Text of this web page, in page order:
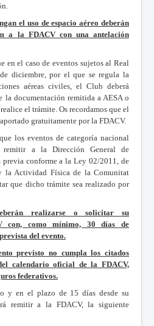
el uso de espacio aéreo deberán
a la FDACV con una antelación
en el caso de eventos sujetos al Real
diciembre, por el que se regula la
aéreas civiles, el Club deberá
documentación remitida a AESA o
el trámite. Os recordamos que el
gratuitamente por la FDACV.
los eventos de categoría nacional
remitir a la Dirección General de
previa conforme a la Ley 02/2011, de
la Actividad Física de la Comunitat
que dicho trámite sea realizado por
realizarse o solicitar su
con, como mínimo, 30 días de
del evento.
previsto no cumpla los citados
calendario oficial de la FDACV,
federativos.
y en el plazo de 15 días desde su
remitir a la FDACV, la siguiente